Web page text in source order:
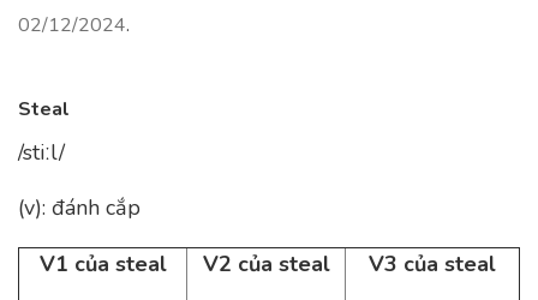
02/12/2024.
Steal
/stiːl/
(v): đánh cắp
V1 của steal
V2 của steal
V3 của steal